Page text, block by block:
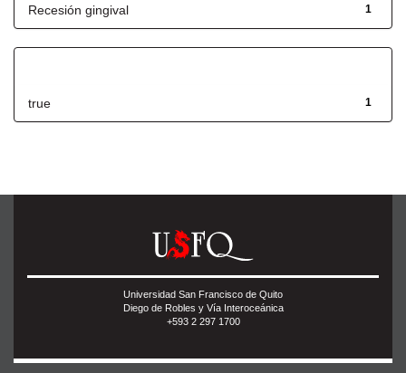
1
Recesión gingival
1
true
Universidad San Francisco de Quito
Diego de Robles y Vía Interoceánica
+593 2 297 1700